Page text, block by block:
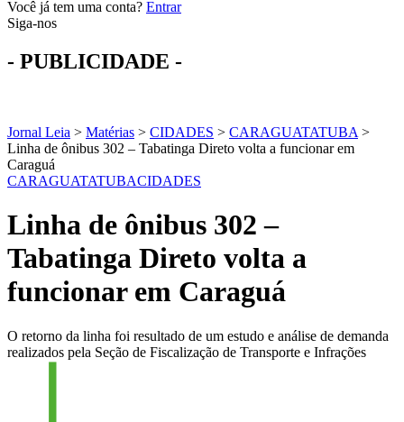
Você já tem uma conta? Entrar
Siga-nos
- PUBLICIDADE -
Jornal Leia > Matérias > CIDADES > CARAGUATATUBA >
Linha de ônibus 302 – Tabatinga Direto volta a funcionar em
Caraguá
CARAGUATATUBACIDADES
Linha de ônibus 302 –
Tabatinga Direto volta a
funcionar em Caraguá
O retorno da linha foi resultado de um estudo e análise de demanda
realizados pela Seção de Fiscalização de Transporte e Infrações